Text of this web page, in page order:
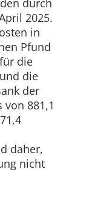
durch
2025.
in
Pfund
die
die
der
von 881,1
daher,
nicht